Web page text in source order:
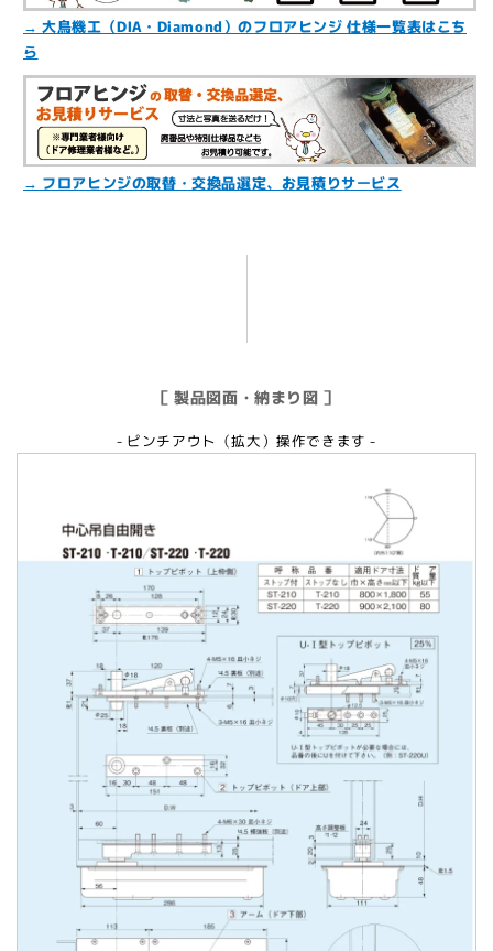
→ 大鳥機工（DIA・Diamond）のフロアヒンジ 仕様一覧表はこち
ら
→ フロアヒンジの取替・交換品選定、お見積りサービス
［ 製品図面・納まり図 ］
- ピンチアウト（拡大）操作できます -